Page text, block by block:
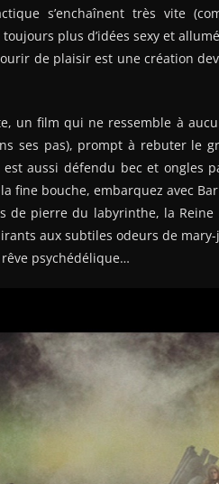
s’enchaînent très vite
plus d’idées sexy et
de plaisir est une création
un film qui ne ressemble à
ses pas), prompt à rebuter le
aussi défendu bec et ongles
fine bouche, embarquez avec
de pierre du labyrinthe, la
aux subtiles odeurs de
psychédélique…